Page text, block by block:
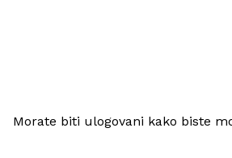
Morate biti ulogovani kako biste